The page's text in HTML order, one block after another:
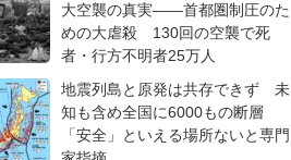
大空襲の真実――首都圏制圧のた
めの大虐殺 130回の空襲で死
者・行方不明者25万人
地震列島と原発は共存できず 未
知も含め全国に6000もの断層
「安全」といえる場所ないと専門